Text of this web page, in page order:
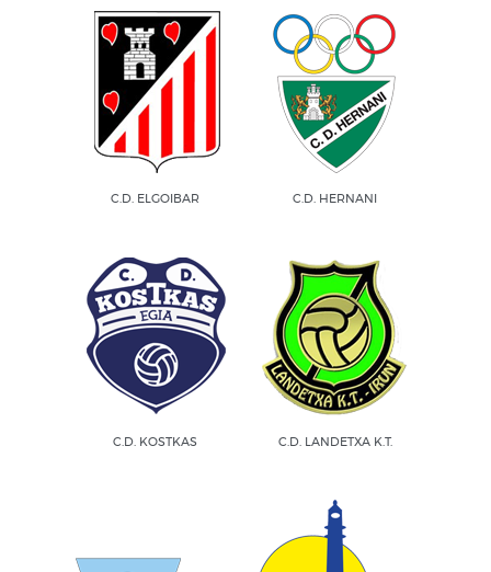
C.D. ELGOIBAR C.D. HERNANI
C.D. KOSTKAS C.D. LANDETXA K.T.